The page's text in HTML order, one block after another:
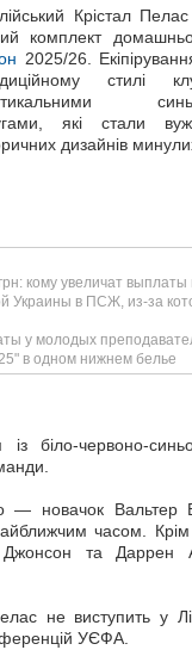
Крістал
комплект
2025/26.
які стали
дизайнів
кому увеличат выплаты
Украины в ПСЖ, из-за
у молодых
в одном нижнем белье
із біло-червоно-
— новачок Вальтер
часом. Крім
Джонсон та Даррен
не виступить у
УЄФА.